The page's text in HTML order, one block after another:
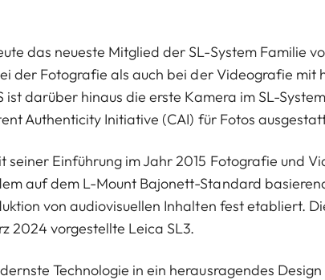
das neueste Mitglied der SL-System Familie
der Fotografie als auch bei der Videografie mit
ist darüber hinaus die erste Kamera im SL-
Authenticity Initiative (CAI) für Fotos
seiner Einführung im Jahr 2015 Fotografie und
auf dem L-Mount Bajonett-Standard
von audiovisuellen Inhalten fest etabliert.
2024 vorgestellte Leica SL3.
Technologie in ein herausragendes